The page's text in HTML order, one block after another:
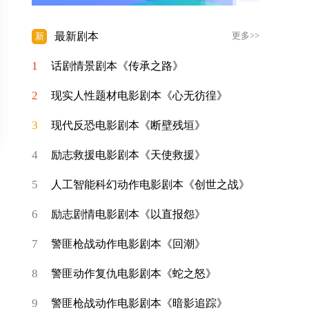
新 最新剧本 更多>>
1 话剧情景剧本《传承之路》
2 现实人性题材电影剧本《心无彷徨》
3 现代反恐电影剧本《断壁残垣》
4 励志救援电影剧本《天使救援》
5 人工智能科幻动作电影剧本《创世之战》
6 励志剧情电影剧本《以直报怨》
7 警匪枪战动作电影剧本《回潮》
8 警匪动作复仇电影剧本《蛇之怒》
9 警匪枪战动作电影剧本《暗影追踪》